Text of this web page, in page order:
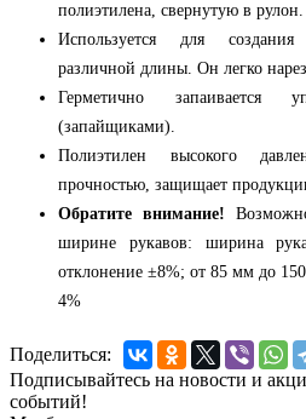
полиэтилена, свернутую в рулон.
Используется для
различной длины. Он легко
Герметично запаивается
(запайщиками).
Полиэтилен высокого
прочностью, защищает
Обратите внимание!
ширине рукавов: ширина
отклонение ±8%; от 85 мм до
4%
Поделиться:
Подписывайтесь на новости и
событий!